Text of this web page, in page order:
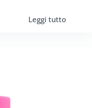
Leggi tutto